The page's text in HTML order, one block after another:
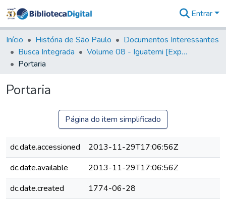
&
Coleções
Tudo na
Entrar
Início História de São Paulo
Documentos Interessantes
Busca Integrada
Volume 08 - Iguatemi [Expedições para proteção e sustento]
Portaria
Portaria
Página do item simplificado
dc.date.accessioned
2013-11-29T17:06:56Z
dc.date.available
2013-11-29T17:06:56Z
dc.date.created
1774-06-28